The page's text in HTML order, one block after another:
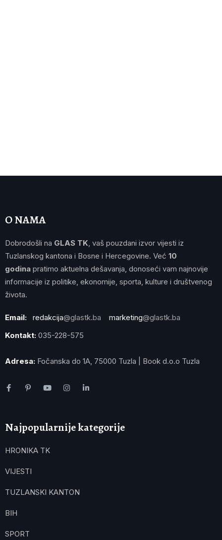
O NAMA
Dobrodošli na GLAS TK , vaš pouzdani izvor vijesti iz
Tuzlanskog kantona i Bosne i Hercegovine. Već 10
godina pratimo aktuelna dešavanja, donoseći vam najnovije
informacije iz politike, ekonomije, sporta, kulture i društvenog
života.
Email: redakcija@glastk.ba marketing@glastk.ba
Kontakt: 035-228-575
Adresa: Fočanska do 1A, 75000 Tuzla | Book d.o.o Tuzla
Najpopularnije kategorije
HRONIKA TK
VIJESTI
TUZLANSKI KANTON
BIH
SPORT